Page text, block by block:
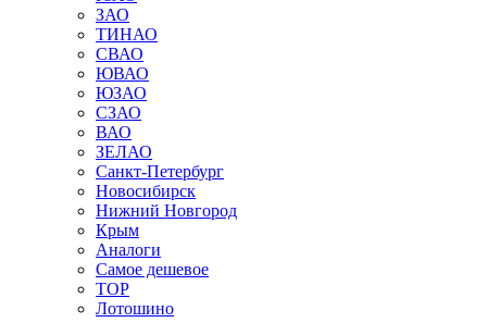
ЗАО
ТИНАО
СВАО
ЮВАО
ЮЗАО
СЗАО
ВАО
ЗЕЛАО
Санкт-Петербург
Новосибирск
Нижний Новгород
Крым
Аналоги
Самое дешевое
TOP
Лотошино